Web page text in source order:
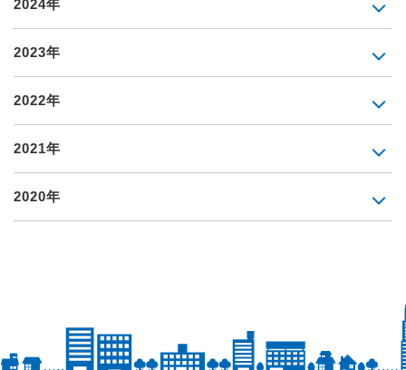
2024年
2023年
2022年
2021年
2020年